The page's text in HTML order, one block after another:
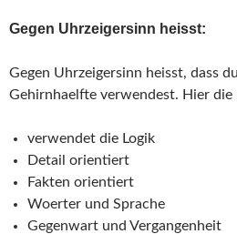
Gegen Uhrzeigersinn heisst:
Gegen Uhrzeigersinn heisst, dass
Gehirnhaelfte verwendest. Hier die
verwendet die Logik
Detail orientiert
Fakten orientiert
Woerter und Sprache
Gegenwart und Vergangenheit